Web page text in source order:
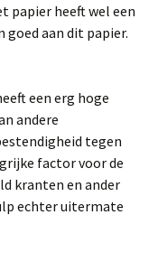
papier heeft wel een
aan dit papier.
een erg hoge
andere
tegen
factor voor de
kranten en ander
echter uitermate